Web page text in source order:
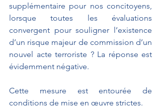
supplémentaire pour nos concitoyens,
lorsque toutes les évaluations
convergent pour souligner l’existence
d’un risque majeur de commission d’un
nouvel acte terroriste ? La réponse est
évidemment négative.
Cette mesure est entourée de
conditions de mise en œuvre strictes.